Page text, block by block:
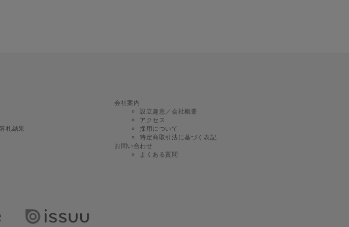
札結果
会社案内
設立趣意／会社概要
アクセス
採用について
特定商取引法に基づく表記
お問い合わせ
よくある質問